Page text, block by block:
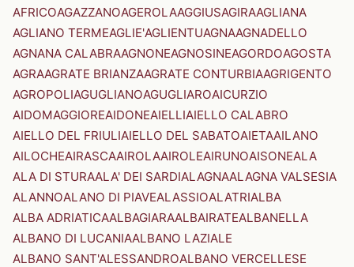
AFRICOAGAZZANOAGEROLAAGGIUSAGIRAAGLIANA
AGLIANO TERMEAGLIE'AGLIENTUAGNAAGNADELLO
AGNANA CALABRAAGNONEAGNOSINEAGORDOAGOSTA
AGRAAGRATE BRIANZAAGRATE CONTURBIAAGRIGENTO
AGROPOLIAGUGLIANOAGUGLIAROAICURZIO
AIDOMAGGIOREAIDONEAIELLIAIELLO CALABRO
AIELLO DEL FRIULIAIELLO DEL SABATOAIETAAILANO
AILOCHEAIRASCAAIROLAAIROLEAIRUNOAISONEALA
ALA DI STURAALA' DEI SARDIALAGNAALAGNA VALSESIA
ALANNOALANO DI PIAVEALASSIOALATRIALBA
ALBA ADRIATICAALBAGIARAALBAIRATEALBANELLA
ALBANO DI LUCANIAALBANO LAZIALE
ALBANO SANT'ALESSANDROALBANO VERCELLESE